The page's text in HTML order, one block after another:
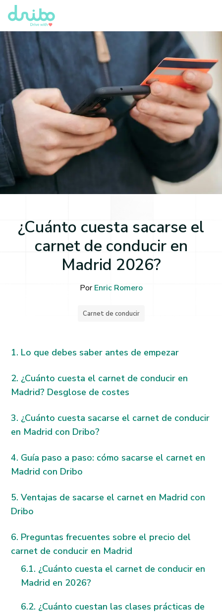
¿Cuánto cuesta sacarse el
carnet de conducir en
Madrid 2026?
Por Enric Romero
Carnet de conducir
Lo que debes saber antes de empezar
¿Cuánto cuesta el carnet de conducir en
Madrid? Desglose de costes
¿Cuánto cuesta sacarse el carnet de conducir
en Madrid con Dribo?
Guía paso a paso: cómo sacarse el carnet en
Madrid con Dribo
Ventajas de sacarse el carnet en Madrid con
Dribo
Preguntas frecuentes sobre el precio del
carnet de conducir en Madrid
¿Cuánto cuesta el carnet de conducir en
Madrid en 2026?
¿Cuánto cuestan las clases prácticas de